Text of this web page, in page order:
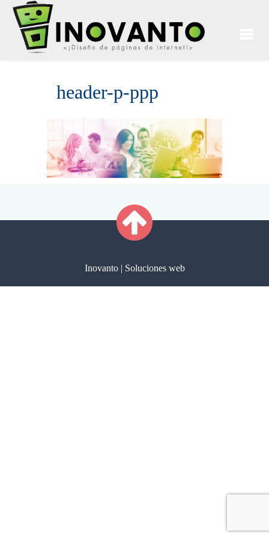
header-p-ppp
Inovanto | Soluciones web